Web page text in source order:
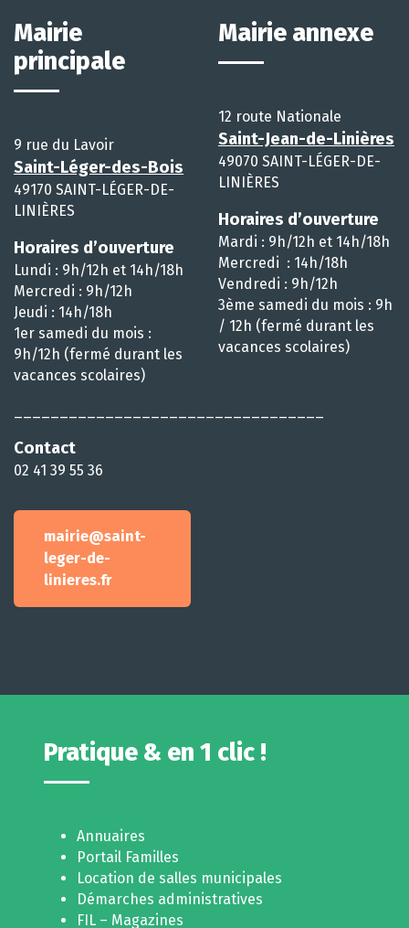
Mairie
principale
9 rue du Lavoir
Saint-Léger-des-Bois
49170 SAINT-LÉGER-DE-
LINIÈRES
Horaires d’ouverture
Lundi : 9h/12h et 14h/18h
Mercredi : 9h/12h
Jeudi : 14h/18h
1er samedi du mois :
9h/12h (fermé durant les
vacances scolaires)
Contact
02 41 39 55 36
mairie@saint-
leger-de-
linieres.fr
Mairie annexe
12 route Nationale
Saint-Jean-de-Linières
49070 SAINT-LÉGER-DE-
LINIÈRES
Horaires d’ouverture
Mardi : 9h/12h et 14h/18h
Mercredi : 14h/18h
Vendredi : 9h/12h
3ème samedi du mois : 9h
/ 12h (fermé durant les
vacances scolaires)
Pratique & en 1 clic !
Annuaires
Portail Familles
Location de salles municipales
Démarches administratives
FIL – Magazines